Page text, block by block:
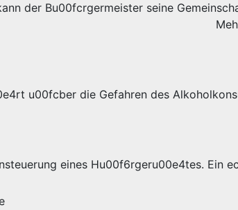
der Bu00fcrgermeister seine
u00fcber die Gefahren des
eines Hu00f6rgeru00e4tes. Ein